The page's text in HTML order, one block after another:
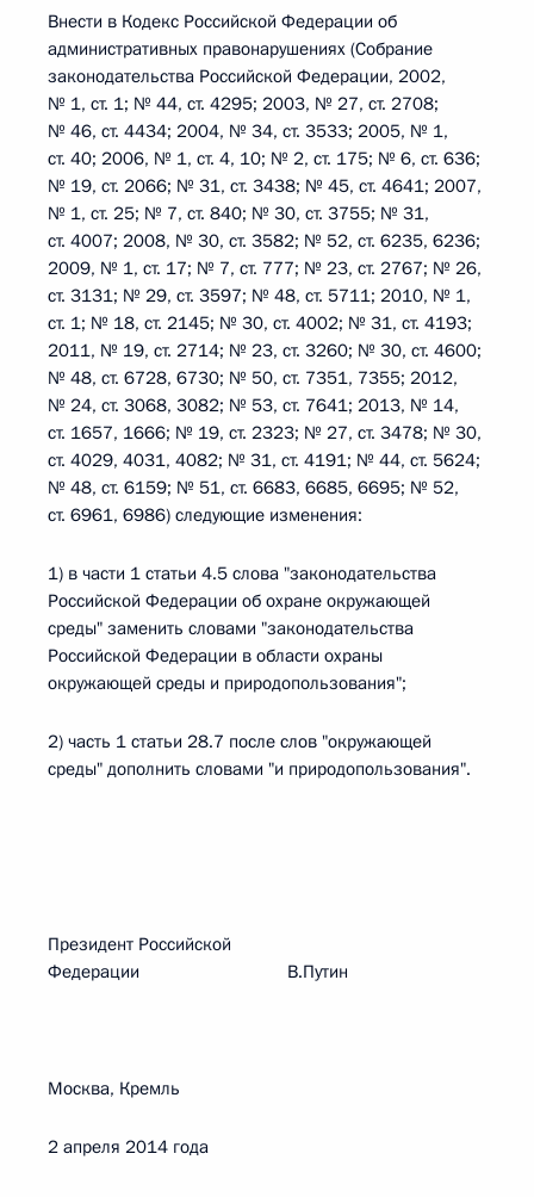
Внести в Кодекс Российской Федерации об
административных правонарушениях (Собрание
законодательства Российской Федерации, 2002,
№ 1, ст. 1; № 44, ст. 4295; 2003, № 27, ст. 2708;
№ 46, ст. 4434; 2004, № 34, ст. 3533; 2005, № 1,
ст. 40; 2006, № 1, ст. 4, 10; № 2, ст. 175; № 6, ст. 636;
№ 19, ст. 2066; № 31, ст. 3438; № 45, ст. 4641; 2007,
№ 1, ст. 25; № 7, ст. 840; № 30, ст. 3755; № 31,
ст. 4007; 2008, № 30, ст. 3582; № 52, ст. 6235, 6236;
2009, № 1, ст. 17; № 7, ст. 777; № 23, ст. 2767; № 26,
ст. 3131; № 29, ст. 3597; № 48, ст. 5711; 2010, № 1,
ст. 1; № 18, ст. 2145; № 30, ст. 4002; № 31, ст. 4193;
2011, № 19, ст. 2714; № 23, ст. 3260; № 30, ст. 4600;
№ 48, ст. 6728, 6730; № 50, ст. 7351, 7355; 2012,
№ 24, ст. 3068, 3082; № 53, ст. 7641; 2013, № 14,
ст. 1657, 1666; № 19, ст. 2323; № 27, ст. 3478; № 30,
ст. 4029, 4031, 4082; № 31, ст. 4191; № 44, ст. 5624;
№ 48, ст. 6159; № 51, ст. 6683, 6685, 6695; № 52,
ст. 6961, 6986) следующие изменения:
1) в части 1 статьи 4.5 слова "законодательства
Российской Федерации об охране окружающей
среды" заменить словами "законодательства
Российской Федерации в области охраны
окружающей среды и природопользования";
2) часть 1 статьи 28.7 после слов "окружающей
среды" дополнить словами "и природопользования".
Президент Российской
Федерации В.Путин
Москва, Кремль
2 апреля 2014 года